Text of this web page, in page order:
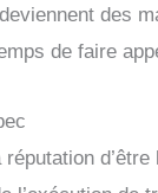
des
de faire